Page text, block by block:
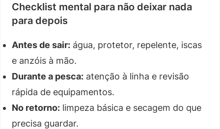
Checklist mental para não deixar nada
para depois
Antes de sair: água, protetor, repelente, iscas
e anzóis à mão.
Durante a pesca: atenção à linha e revisão
rápida de equipamentos.
No retorno: limpeza básica e secagem do que
precisa guardar.